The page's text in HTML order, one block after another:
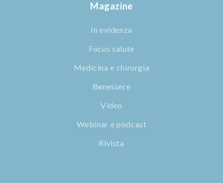
Magazine
In evidenza
Focus salute
Medicina e chirurgia
Benessere
Video
Webinar e podcast
Rivista